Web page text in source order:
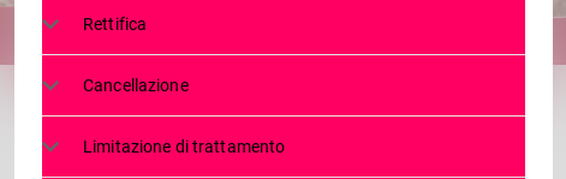
Rettifica
Cancellazione
Limitazione di trattamento